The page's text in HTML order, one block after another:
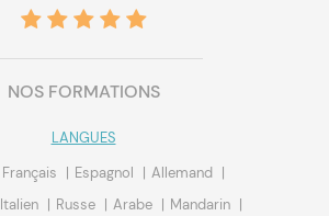
NOS FORMATIONS
LANGUES
Français Espagnol
Allemand
Italien Russe Arabe
Mandarin